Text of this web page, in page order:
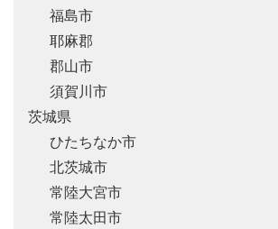
福島市
耶麻郡
郡山市
須賀川市
茨城県
ひたちなか市
北茨城市
常陸大宮市
常陸太田市